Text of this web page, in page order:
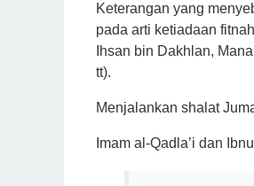
Keterangan yang
pada arti ketiadaan
Ihsan bin Dakhlan,
tt).
Menjalankan shalat
Imam al-Qadla’i dan